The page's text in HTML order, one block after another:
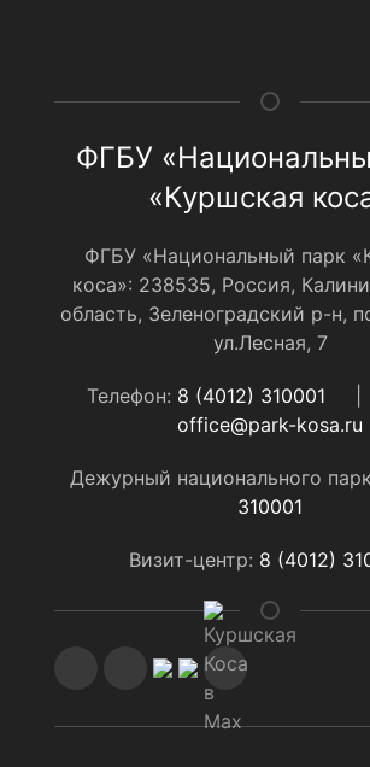
ФГБУ
«Куршская
ФГБУ «Национальный парк
коса»: 238535, Россия,
область, Зеленоградский р-н,
ул.Лесная, 7
Телефон: 8 (4012) 310001
office@park-kosa.ru
Дежурный национального
310001
Визит-центр: 8 (4012)